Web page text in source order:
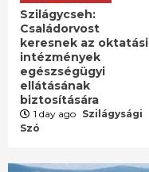
Szilágycseh:
Családorvost
keresnek az oktatási
intézmények
egészségügyi
ellátásának
biztosítására
1 day ago Szilágysági
Szó